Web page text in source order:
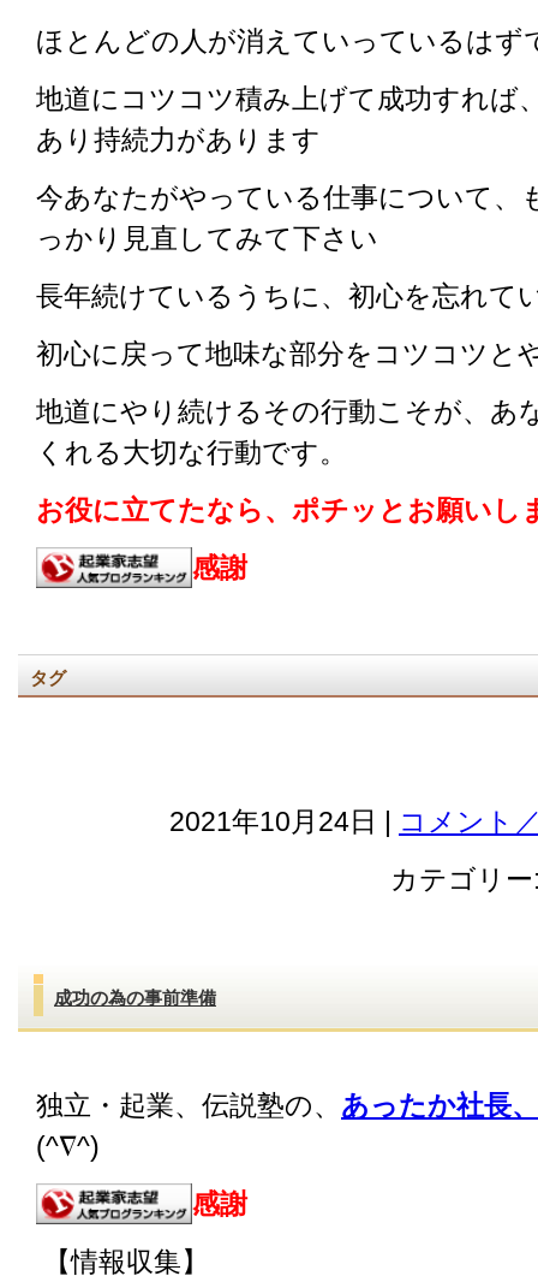
ほとんどの人が消えていっているはず
地道にコツコツ積み上げて成功すれば
あり持続力があります
今あなたがやっている仕事について、
っかり見直してみて下さい
長年続けているうちに、初心を忘れて
初心に戻って地味な部分をコツコツと
地道にやり続けるその行動こそが、あ
くれる大切な行動です。
お役に立てたなら、ポチッとお願いし
感謝
タグ
2021年10月24日 | コメント
カテゴリー
成功の為の事前準備
独立・起業、伝説塾の、 あったか社長
(^∇^)
感謝
【情報収集】